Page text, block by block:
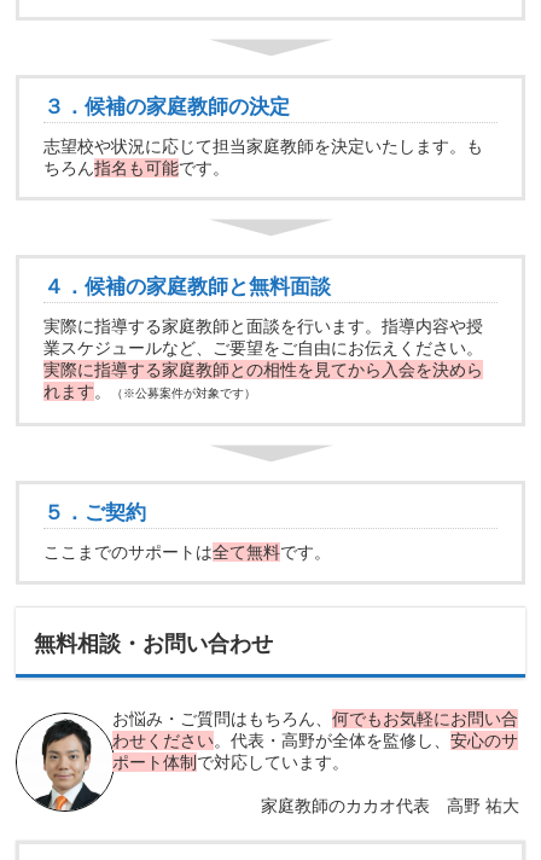
３．候補の家庭教師の決定
志望校や状況に応じて担当家庭教師を決定いたします。も
ちろん指名も可能です。
４．候補の家庭教師と無料面談
実際に指導する家庭教師と面談を行います。指導内容や授
業スケジュールなど、ご要望をご自由にお伝えください。
実際に指導する家庭教師との相性を見てから入会を決めら
れます。 （※公募案件が対象です）
５．ご契約
ここまでのサポートは全て無料です。
無料相談・お問い合わせ
お悩み・ご質問はもちろん、何でもお気軽にお問い合
わせください。代表・高野が全体を監修し、安心のサ
ポート体制 で対応しています。
家庭教師のカカオ代表 高野 祐大